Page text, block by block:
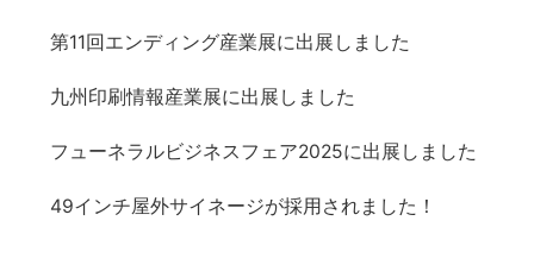
第11回エンディング産業展に出展しました
九州印刷情報産業展に出展しました
フューネラルビジネスフェア2025に出展しました
49インチ屋外サイネージが採用されました！